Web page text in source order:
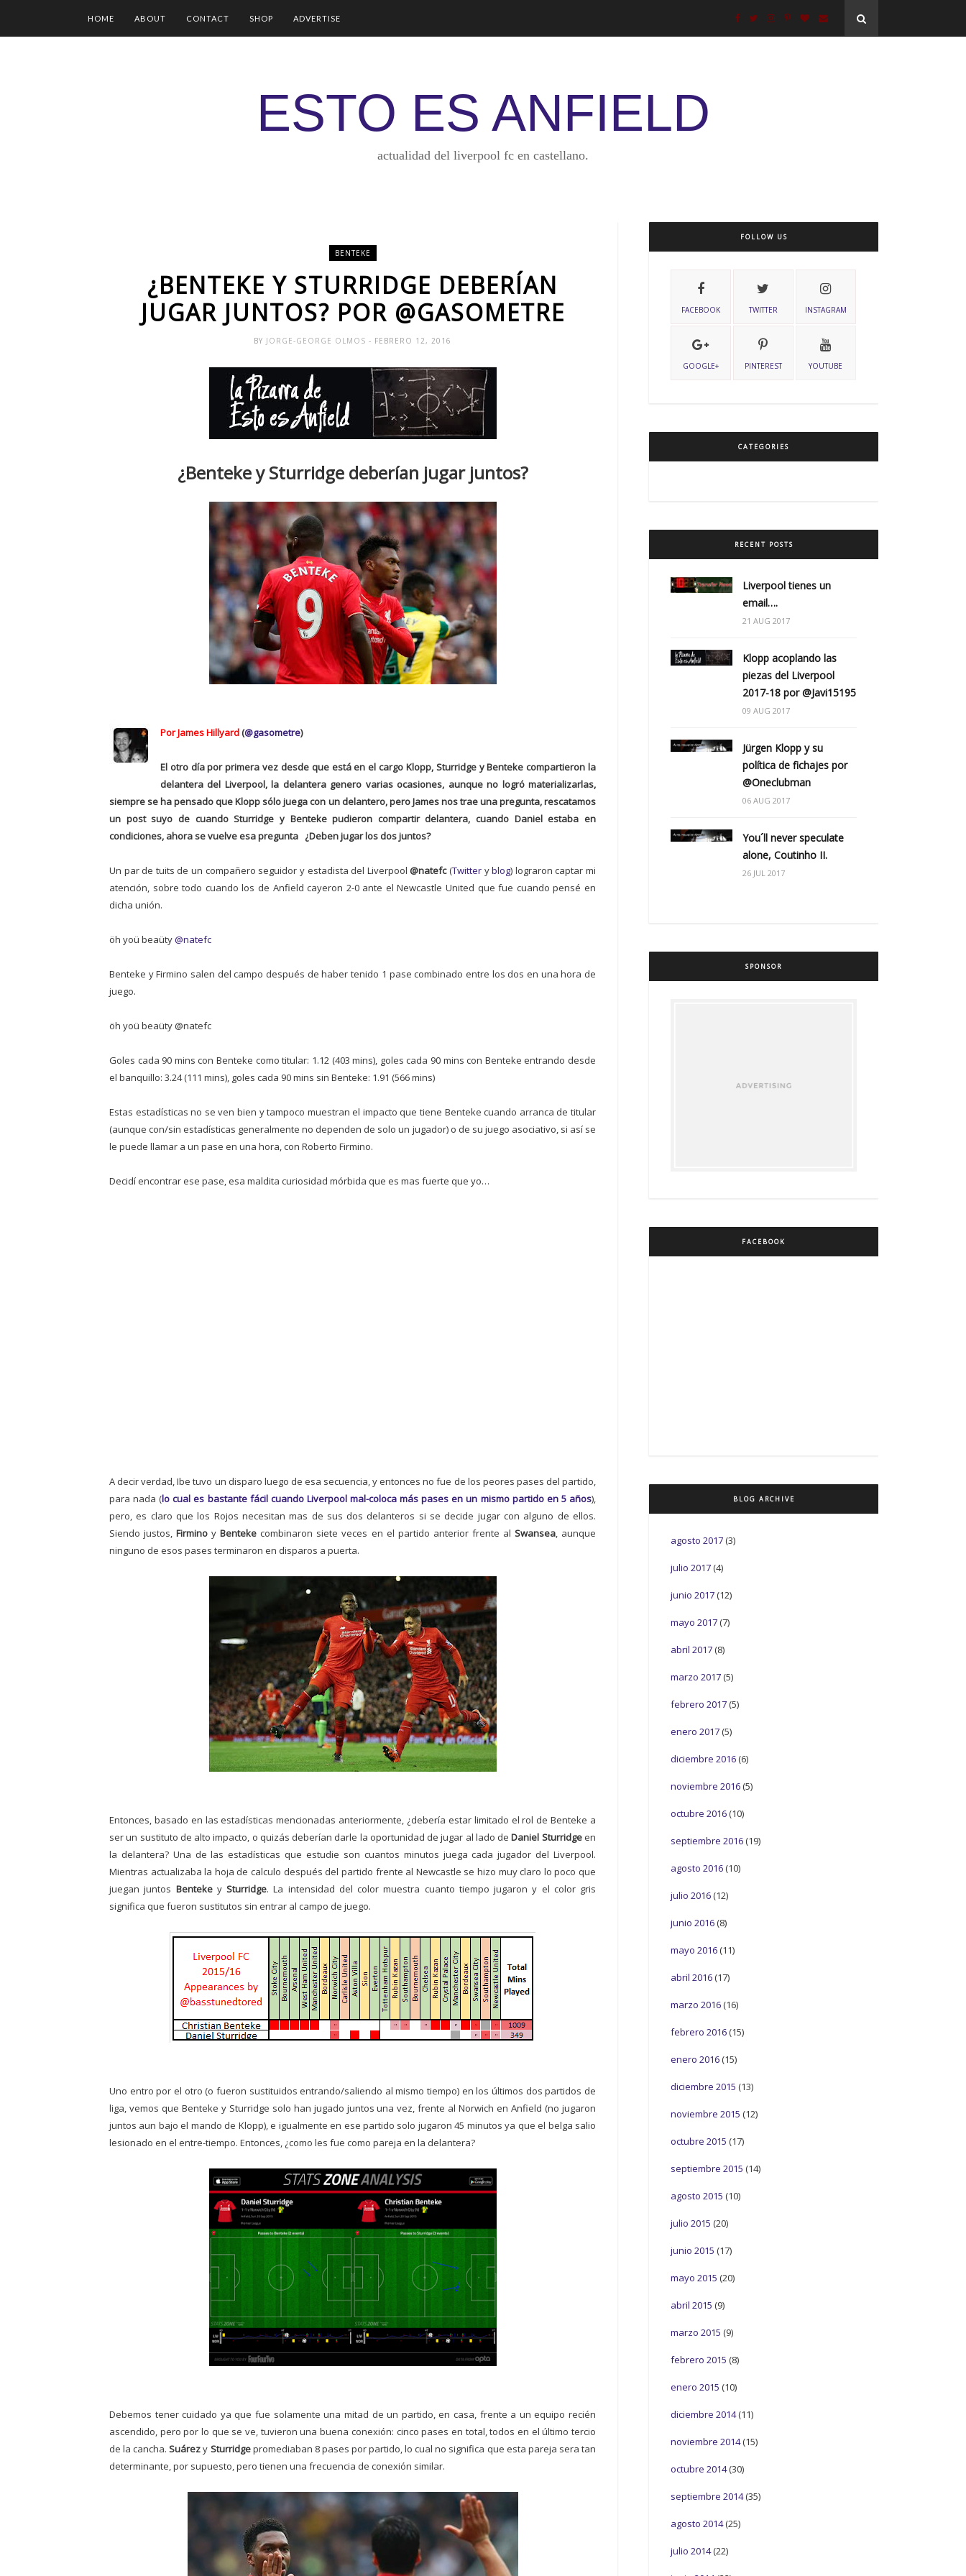
HOME ABOUT CONTACT SHOP ADVERTISE
ESTO ES ANFIELD
actualidad del liverpool fc en castellano.
BENTEKE
¿BENTEKE Y STURRIDGE DEBERÍAN
JUGAR JUNTOS? POR @GASOMETRE
BY JORGE-GEORGE OLMOS - FEBRERO 12, 2016
¿Benteke y Sturridge deberían jugar juntos?
Por James Hillyard (@gasometre)
El otro día por primera vez desde que está en el cargo Klopp, Sturridge y Benteke compartieron la
delantera del Liverpool, la delantera genero varias ocasiones, aunque no logró materializarlas,
siempre se ha pensado que Klopp sólo juega con un delantero, pero James nos trae una pregunta, rescatamos
un post suyo de cuando Sturridge y Benteke pudieron compartir delantera, cuando Daniel estaba en
condiciones, ahora se vuelve esa pregunta ¿Deben jugar los dos juntos?
Un par de tuits de un compañero seguidor y estadista del Liverpool @natefc(Twitteryblog) lograron captar mi
atención, sobre todo cuando los de Anfield cayeron 2-0 ante el Newcastle United que fue cuando pensé en
dicha unión.
öh yoü beaüty@natefc
Benteke y Firmino salen del campo después de haber tenido 1 pase combinado entre los dos en una hora de
juego.
öh yoü beaüty @natefc
Goles cada 90 mins con Benteke como titular: 1.12 (403 mins), goles cada 90 mins con Benteke entrando desde
el banquillo: 3.24 (111 mins), goles cada 90 mins sin Benteke: 1.91 (566 mins)
Estas estadísticas no se ven bien y tampoco muestran el impacto que tiene Benteke cuando arranca de titular
(aunque con/sin estadísticas generalmente no dependen de solo un jugador) o de su juego asociativo, si así se
le puede llamar a un pase en una hora, con Roberto Firmino.
Decidí encontrar ese pase, esa maldita curiosidad mórbida que es mas fuerte que yo…
A decir verdad, Ibe tuvo un disparo luego de esa secuencia, y entonces no fue de los peores pases del partido,
para nada (lo cual es bastante fácil cuando Liverpool mal-coloca más pases en un mismo partido en 5 años),
pero, es claro que los Rojos necesitan mas de sus dos delanteros si se decide jugar con alguno de ellos.
Siendo justos,Firmino yBenteke combinaron siete veces en el partido anterior frente al Swansea, aunque
ninguno de esos pases terminaron en disparos a puerta.
Entonces, basado en las estadísticas mencionadas anteriormente, ¿debería estar limitado el rol de Benteke a
ser un sustituto de alto impacto, o quizás deberían darle la oportunidad de jugar al lado deDaniel Sturridgeen
la delantera? Una de las estadísticas que estudie son cuantos minutos juega cada jugador del Liverpool.
Mientras actualizaba la hoja de calculo después del partido frente al Newcastle se hizo muy claro lo poco que
juegan juntos Bentekey Sturridge. La intensidad del color muestra cuanto tiempo jugaron y el color gris
significa que fueron sustitutos sin entrar al campo de juego.
Uno entro por el otro (o fueron sustituidos entrando/saliendo al mismo tiempo) en los últimos dos partidos de
liga, vemos que Benteke y Sturridge solo han jugado juntos una vez, frente al Norwich en Anfield (no jugaron
juntos aun bajo el mando de Klopp), e igualmente en ese partido solo jugaron 45 minutos ya que el belga salio
lesionado en el entre-tiempo. Entonces, ¿como les fue como pareja en la delantera?
Debemos tener cuidado ya que fue solamente una mitad de un partido, en casa, frente a un equipo recién
ascendido, pero por lo que se ve, tuvieron una buena conexión: cinco pases en total, todos en el último tercio
de la cancha.Suárezy Sturridgepromediaban 8 pases por partido, lo cual no significa que esta pareja sera tan
determinante, por supuesto, pero tienen una frecuencia de conexión similar.
FOLLOW US
FACEBOOK TWITTER INSTAGRAM
GOOGLE+ PINTEREST YOUTUBE
CATEGORIES
RECENT POSTS
Liverpool tienes un
email….
21 AUG 2017
Klopp acoplando las
piezas del Liverpool
2017-18 por @Javi15195
09 AUG 2017
Jürgen Klopp y su
política de fichajes por
@Oneclubman
06 AUG 2017
You´ll never speculate
alone, Coutinho II.
26 JUL 2017
SPONSOR
FACEBOOK
BLOG ARCHIVE
agosto 2017 (3)
julio 2017 (4)
junio 2017 (12)
mayo 2017 (7)
abril 2017 (8)
marzo 2017 (5)
febrero 2017 (5)
enero 2017 (5)
diciembre 2016 (6)
noviembre 2016 (5)
octubre 2016 (10)
septiembre 2016 (19)
agosto 2016 (10)
julio 2016 (12)
junio 2016 (8)
mayo 2016 (11)
abril 2016 (17)
marzo 2016 (16)
febrero 2016 (15)
enero 2016 (15)
diciembre 2015 (13)
noviembre 2015 (12)
octubre 2015 (17)
septiembre 2015 (14)
agosto 2015 (10)
julio 2015 (20)
junio 2015 (17)
mayo 2015 (20)
abril 2015 (9)
marzo 2015 (9)
febrero 2015 (8)
enero 2015 (10)
diciembre 2014(11)
noviembre 2014(15)
octubre 2014(30)
septiembre 2014(35)
agosto 2014(25)
julio 2014(22)